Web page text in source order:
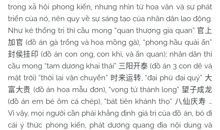
trong xã hội phong kiến, nhưng nhìn từ hoa văn và sự phát
triển của nó, nên quy về sự sáng tạo của nhân dân lao động.
Như kẻ thống trị thì cầu mong “quan thượng gia quan” 官上
加官 (đồ án gà trống và hoa mồng gà), “phong hầu quải ấn”
封侯挂印 (đồ án con ong, con khỉ, và ấn quan); nhân dân thì
cầu mong “tam dương khai thái” 三阳开泰 (đồ án 3 con dê và
mặt trời) “thời lai vận chuyển” 时来运转, “đại phú đại quý” 大
富大贵 (đồ án hoa mẫu đơn), “vọng tử thành long” 望子成龙
(đồ án em bé ôm cá chép), “bát tiên khánh thọ” 八仙庆寿 …
Vì vậy, mọi người cần phải khẳng định giá trị của đồ án, bỏ đi
cái ý thức phong kiến, phát dương quang địa nội dung và